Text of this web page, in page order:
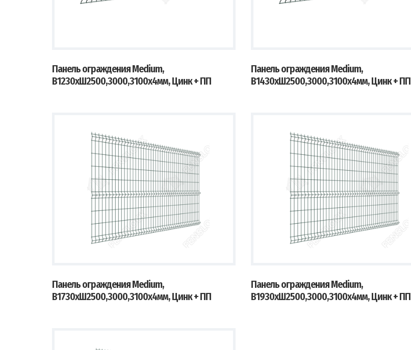
Панель ограждения Medium,
В1230хШ2500,3000,3100х4мм, Цинк + ПП
Панель ограждения Medium,
В1430хШ2500,3000,3100х4мм, Цинк + ПП
Панель ограждения Medium,
В1730хШ2500,3000,3100х4мм, Цинк + ПП
Панель ограждения Medium,
В1930хШ2500,3000,3100х4мм, Цинк + ПП